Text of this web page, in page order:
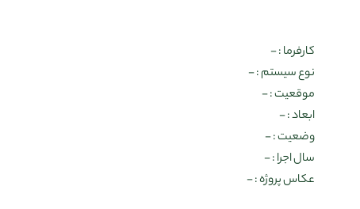
کارفرما : -
نوع سیستم : -
موقعیت : -
ابعاد : -
وضعیت : -
سال اجرا : -
عکاس پروژه : -